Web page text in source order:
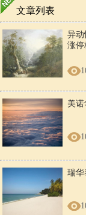
文章列表
异动
涨停
美诺
瑞华